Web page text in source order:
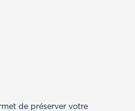
de préserver votre